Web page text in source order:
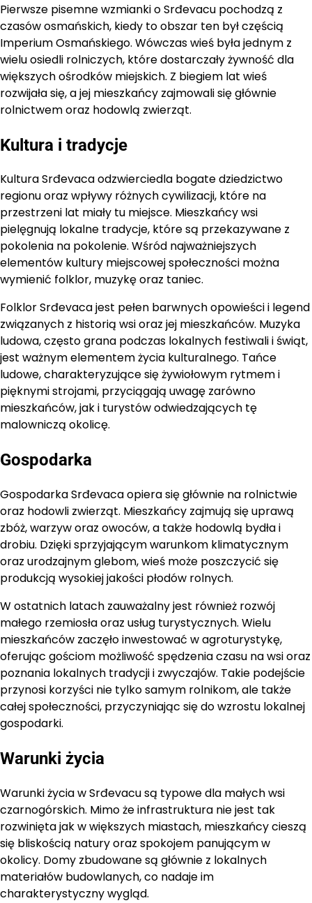
Pierwsze pisemne wzmianki o Srđevacu pochodzą z
czasów osmańskich, kiedy to obszar ten był częścią
Imperium Osmańskiego. Wówczas wieś była jednym z
wielu osiedli rolniczych, które dostarczały żywność dla
większych ośrodków miejskich. Z biegiem lat wieś
rozwijała się, a jej mieszkańcy zajmowali się głównie
rolnictwem oraz hodowlą zwierząt.
Kultura i tradycje
Kultura Srđevaca odzwierciedla bogate dziedzictwo
regionu oraz wpływy różnych cywilizacji, które na
przestrzeni lat miały tu miejsce. Mieszkańcy wsi
pielęgnują lokalne tradycje, które są przekazywane z
pokolenia na pokolenie. Wśród najważniejszych
elementów kultury miejscowej społeczności można
wymienić folklor, muzykę oraz taniec.
Folklor Srđevaca jest pełen barwnych opowieści i legend
związanych z historią wsi oraz jej mieszkańców. Muzyka
ludowa, często grana podczas lokalnych festiwali i świąt,
jest ważnym elementem życia kulturalnego. Tańce
ludowe, charakteryzujące się żywiołowym rytmem i
pięknymi strojami, przyciągają uwagę zarówno
mieszkańców, jak i turystów odwiedzających tę
malowniczą okolicę.
Gospodarka
Gospodarka Srđevaca opiera się głównie na rolnictwie
oraz hodowli zwierząt. Mieszkańcy zajmują się uprawą
zbóż, warzyw oraz owoców, a także hodowlą bydła i
drobiu. Dzięki sprzyjającym warunkom klimatycznym
oraz urodzajnym glebom, wieś może poszczycić się
produkcją wysokiej jakości płodów rolnych.
W ostatnich latach zauważalny jest również rozwój
małego rzemiosła oraz usług turystycznych. Wielu
mieszkańców zaczęło inwestować w agroturystykę,
oferując gościom możliwość spędzenia czasu na wsi oraz
poznania lokalnych tradycji i zwyczajów. Takie podejście
przynosi korzyści nie tylko samym rolnikom, ale także
całej społeczności, przyczyniając się do wzrostu lokalnej
gospodarki.
Warunki życia
Warunki życia w Srđevacu są typowe dla małych wsi
czarnogórskich. Mimo że infrastruktura nie jest tak
rozwinięta jak w większych miastach, mieszkańcy cieszą
się bliskością natury oraz spokojem panującym w
okolicy. Domy zbudowane są głównie z lokalnych
materiałów budowlanych, co nadaje im
charakterystyczny wygląd.